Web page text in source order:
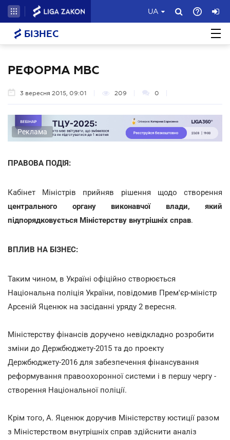
UA
БІЗНЕС
РЕФОРМА МВС
3 вересня 2015, 09:01 209 0
Реклама
ПРАВОВА ПОДІЯ:
Кабінет Міністрів прийняв рішення щодо створення
центрального органу виконавчої влади, який
підпорядковується Міністерству внутрішніх справ.
ВПЛИВ НА БІЗНЕС:
Таким чином, в Україні офіційно створюється
Національна поліція України, повідомив Прем'єр-міністр
Арсеній Яценюк на засіданні уряду 2 вересня.
Міністерству фінансів доручено невідкладно розробити
зміни до Держбюджету-2015 та до проекту
Держбюджету-2016 для забезпечення фінансування
реформування правоохоронної системи і в першу чергу -
створення Національної поліції.
Крім того, А. Яценюк доручив Міністерству юстиції разом
з Міністерством внутрішніх справ здійснити аналіз